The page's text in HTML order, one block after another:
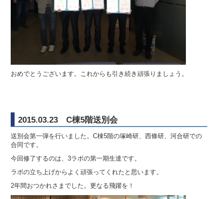
おめでとうございます。これからも引き続き頑張りましょう。
2015.03.23 C棟5階送別会
送別会第一弾を行いました。C棟5階の塚崎研、西條研、河合研での
合同です。
今回修了するのは、3ラボの第一期生達です。
ラボの立ち上げからよく頑張ってくれたと思います。
2年間おつかれさまでした。更なる飛躍を！